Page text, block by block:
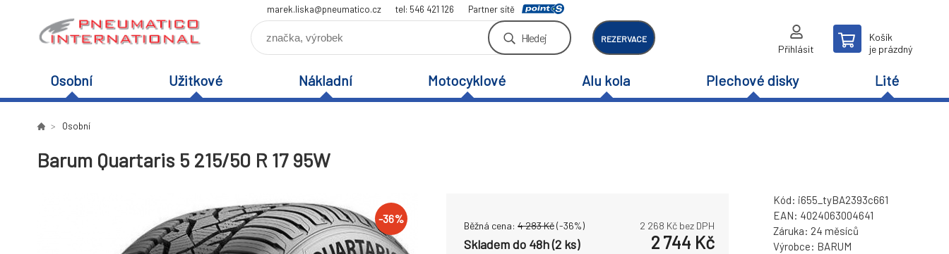
marek.liska@pneumatico.cz tel: 546 421 126 Partner sítě
Hledej REZERVACE
Přihlásit
Košík
je prázdný
Osobní Užitkové Nákladní Motocyklové Alu kola Plechové disky Lité
Osobní
Barum Quartaris 5 215/50 R 17 95W
-36%
Běžná cena: 4 283Kč(-36%) 2 268 Kč bez DPH
Skladem do 48h (2 ks) 2 744 Kč
Kód: i655_tyBA2393c661
EAN: 4024063004641
Záruka: 24 měsíců
Výrobce: BARUM